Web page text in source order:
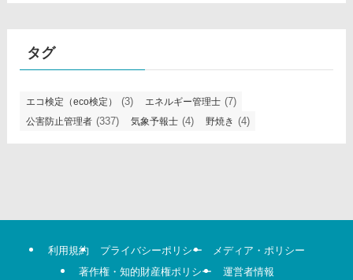
タグ
エコ検定（eco検定） (3) エネルギー管理士 (7)
公害防止管理者 (337) 気象予報士 (4) 野焼き (4)
利用規約 プライバシーポリシー
メディア・ポリシー
著作権・知的財産権ポリシー
運営者情報